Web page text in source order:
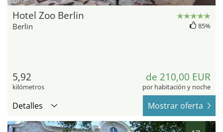
Hotel Zoo Berlin
Berlin 85%
5,92
kilómetros
de 210,00 EUR
por habitación y noche
Detalles Mostrar oferta